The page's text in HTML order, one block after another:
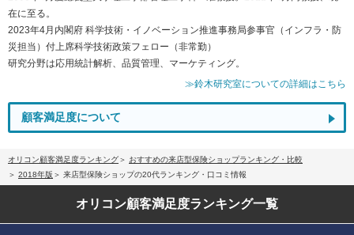
在に至る。
2023年4月内閣府 科学技術・イノベーション推進事務局参事官（インフラ・防
災担当）付上席科学技術政策フェロー（非常勤）
研究分野は応用統計解析、品質管理、マーケティング。
≫鈴木研究室についての詳細はこちら
顧客満足度について
オリコン顧客満足度ランキング
おすすめの来店型保険ショップランキング・比較
2018年版
来店型保険ショップの20代ランキング・口コミ情報
オリコン顧客満足度ランキング一覧